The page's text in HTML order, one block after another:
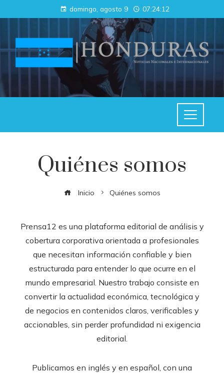
domingo, agosto 9 07:24:13
Quiénes somos
Inicio Quiénes somos
Prensa12 es una plataforma editorial de análisis y
cobertura corporativa orientada a profesionales
que necesitan información confiable y bien
estructurada para entender lo que ocurre en el
mundo empresarial. Nuestro trabajo consiste en
convertir la actualidad económica, tecnológica y
de negocios en contenidos claros, verificables y
accionables, sin perder profundidad ni exigencia
editorial.
Publicamos en inglés y en español, con una